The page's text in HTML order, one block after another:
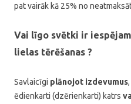
pat vairāk kā 25% no
Vai līgo svētki ir
lielas tērēšanas ?
Savlaicīgi plānojot izdevumus
ēdienkarti (dzērienkarti) katrs